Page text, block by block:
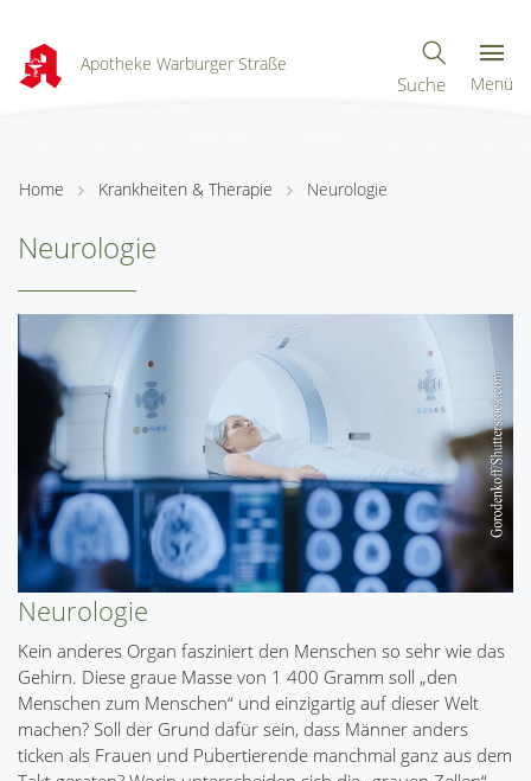
Apotheke Warburger Straße
Suche Menü
Home Krankheiten & Therapie Neurologie
Neurologie
Neurologie
Kein anderes Organ fasziniert den Menschen so sehr wie das
Gehirn. Diese graue Masse von 1 400 Gramm soll „den
Menschen zum Menschen“ und einzigartig auf dieser Welt
machen? Soll der Grund dafür sein, dass Männer anders
ticken als Frauen und Pubertierende manchmal ganz aus dem